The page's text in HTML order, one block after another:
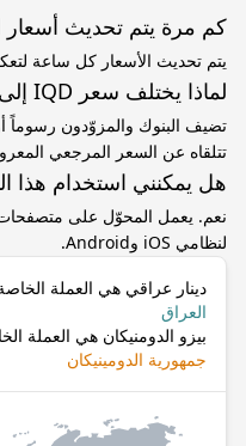
كم مرة يتم تحديث
يتم تحديث الأسعار كل ساعة
لماذا يختلف سعر IQD إلى DOP عن سعر البنك؟
تضيف البنوك والمزوّدون رسوماً
تتلقاه عن السعر المرجعي
هل يمكنني استخدام هذا
نعم. يعمل المحوّل على
لنظامي iOS وAndroid.
دينار عراقي هي العملة
العراق
بيزو الدومنيكان هي العملة
جمهورية الدومينيكان